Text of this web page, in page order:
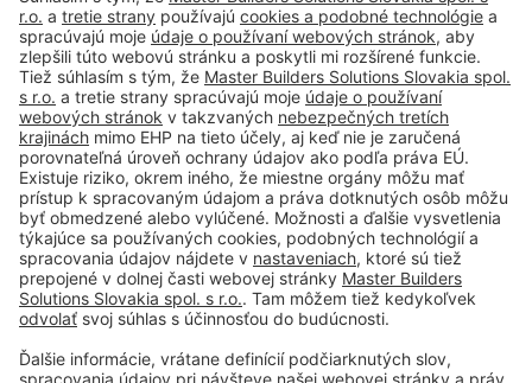
#PCI
Tiráž
Podmienky používania
Obchodné podmienky spoločnosti